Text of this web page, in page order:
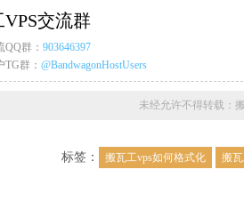
交流群
群： 903646397
群： @BandwagonHostUsers
未经允许不得转载：
标签： 搬瓦工vps如何格式化 搬